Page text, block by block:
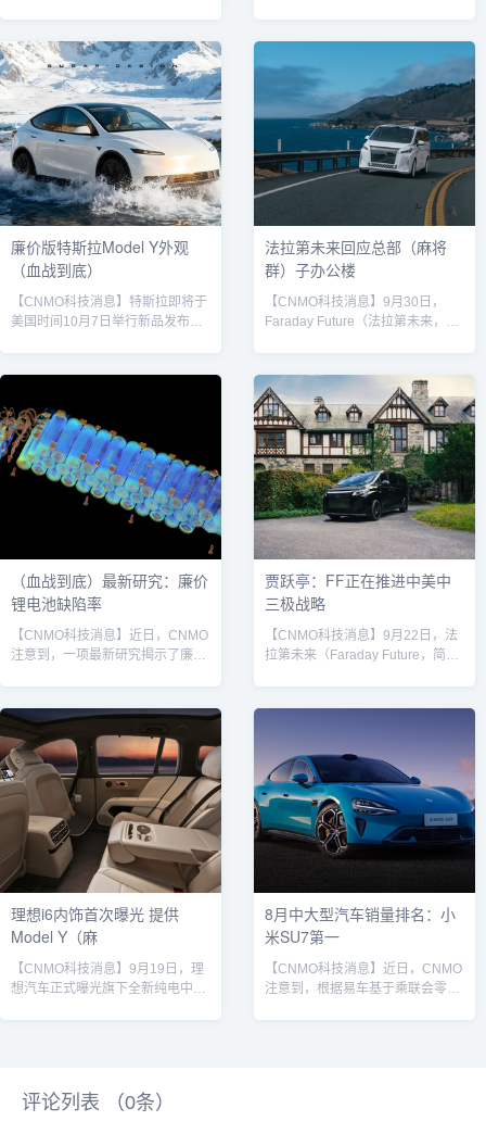
期内累计行驶里程超过2.61亿公
里，单车最长行驶里程达8,680.9
公里，车主足迹遍布全国368个城
市，最北抵达大兴安岭地区，最南
到达三亚市，最西延伸至喀什地
区，最东覆盖至佳木斯市。此次假
期出行的高活跃度，得益于节前推
送的秋季大版本更新，为智能座舱
带来了多项新功能，显著...
新900V高压平台打造，在动力性
能、智能驾驶、底盘操控及座舱体
验方面实现全方位升级。此次焕新
核心之一是全系标配900V全栈高
压平台，显著提升车辆性能与充电
效率。同时，焕新版极氪001双电
机系统综合功率高达680kW，最大
马力达925匹。四驱版车型零百加
廉价版特斯拉Model Y外观
（血战到底）
【CNMO科技消息】特斯拉即将于
美国时间10月7日举行新品发布
（Model Y Standard / 内部代号
节，但实车无伪装照片、官网源代
码及配置信息已曝光，引发市场高
度关注。据披露，新车将定名为
“Model Y 标准款”，是特斯拉目前
售价最低的SUV车型，目标市场为
20万至30万元人民币区间。北...
法拉第未来回应总部（麻将
群）子办公楼
【CNMO科技消息】9月30日，
Faraday Future（法拉第未来，简
间9月28日凌晨发生火灾。公司表
示，事故未造成人员伤亡，目前总
部运营正常，已联合相关部门展开
起火原因调查。据FF通报，起火点
为楼内停放的一台FF 91展车。火
灾导致该办公楼墙面出现轻微损
伤，但玻璃结构保持完整，未发生
破裂或坍塌。车辆方面，整车结构
维持完整，轮胎、...
（血战到底）最新研究：廉价
锂电池缺陷率
【CNMO科技消息】近日，CNMO
注意到，一项最新研究揭示了廉价
电池存在严重制造缺陷。研究人员
通过X光对1000个18650锂电池进
行了深入分析，发现近8%的廉价
或假冒电池存在严重制造缺陷，可
能引发火灾。研究发现，关键缺陷
发生在负电极没有完全覆盖正电
极。这种错误的构造会导致正电极
边缘出现锂镀层，使电池不稳定并
促进短路。研究人员还发现，通...
贾跃亭：FF正在推进中美中
三极战略
【CNMO科技消息】9月22日，法
拉第未来（Faraday Future，简称
第未来中美中三极战略正在稳步推
法拉第未来在阿联酋迪拜成功举办
首届“919未来主义者与股民共创
日”活动。这场以科技与创新为主题
的盛会，标志着FF加速布局中东市
场的重要一步。活动现场，FF旗下
全新车型FX Super One首次亮相...
理想i6内饰首次曝光 提供
Model Y（麻
【CNMO科技消息】9月19日，理
想汽车正式曝光旗下全新纯电中大
流，理想汽车认为，市场仍需一款
8月中大型汽车销量排名：小
米SU7第一
【CNMO科技消息】近日，CNMO
注意到，根据易车基于乘联会零售
评论列表 （0条）